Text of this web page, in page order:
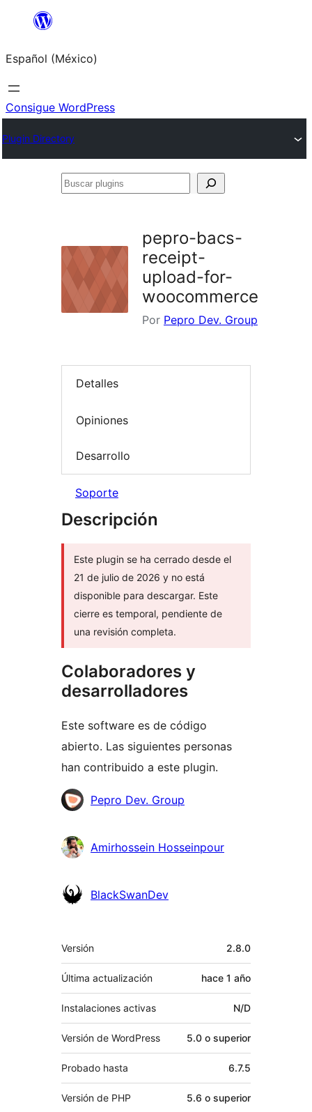
Saltar
contenido
Español (México)
Consigue WordPress
Plugin Directory
Buscar
pepro-bacs-
receipt-
upload-for-
woocommerce
Por Pepro Dev. Group
Detalles
Opiniones
Desarrollo
Soporte
Descripción
Este plugin se ha cerrado desde el
21 de julio de 2026 y no está
disponible para descargar. Este
cierre es temporal, pendiente de
una revisión completa.
Colaboradores y
desarrolladores
Este software es de código
abierto. Las siguientes personas
han contribuido a este plugin.
Colaboradores
Pepro Dev. Group
Amirhossein Hosseinpour
BlackSwanDev
Meta
Versión 2.8.0
Última actualización hace 1 año
Instalaciones activas N/D
Versión de WordPress 5.0 o superior
Probado hasta 6.7.5
Versión de PHP 5.6 o superior